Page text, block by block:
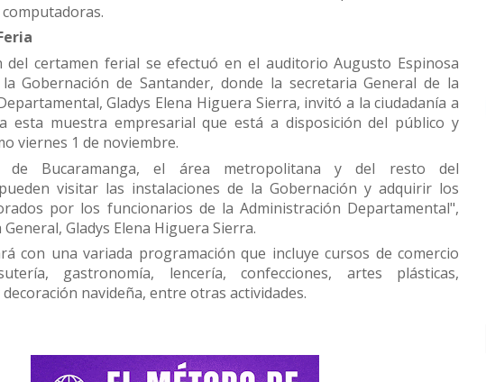
del certamen ferial se efectuó en el auditorio Augusto Espinosa
Gobernación de Santander, donde la secretaria General de la
Gladys Elena Higuera Sierra, invitó a la ciudadanía a
esta muestra empresarial que está a disposición del público y
viernes 1 de noviembre.
de Bucaramanga, el área metropolitana y del resto del
visitar las instalaciones de la Gobernación y adquirir los
por los funcionarios de la Administración Departamental",
Gladys Elena Higuera Sierra.
con una variada programación que incluye cursos de comercio
gastronomía, lencería, confecciones, artes plásticas,
navideña, entre otras actividades.